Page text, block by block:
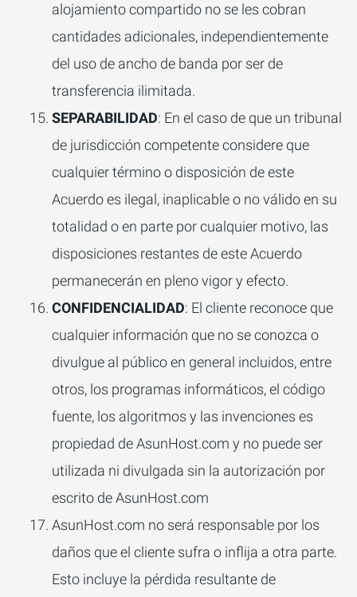
alojamiento compartido no se les cobran
cantidades adicionales, independientemente
del uso de ancho de banda por ser de
transferencia ilimitada.
SEPARABILIDAD: En el caso de que un tribunal
de jurisdicción competente considere que
cualquier término o disposición de este
Acuerdo es ilegal, inaplicable o no válido en su
totalidad o en parte por cualquier motivo, las
disposiciones restantes de este Acuerdo
permanecerán en pleno vigor y efecto.
CONFIDENCIALIDAD: El cliente reconoce que
cualquier información que no se conozca o
divulgue al público en general incluidos, entre
otros, los programas informáticos, el código
fuente, los algoritmos y las invenciones es
propiedad de AsunHost.com y no puede ser
utilizada ni divulgada sin la autorización por
escrito de AsunHost.com
AsunHost.com no será responsable por los
daños que el cliente sufra o inflija a otra parte.
Esto incluye la pérdida resultante de